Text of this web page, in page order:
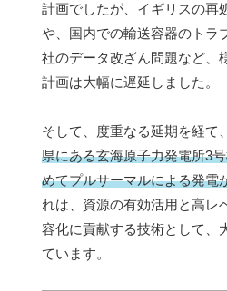
計画でしたが、イギリスの再
や、国内での輸送容器のトラ
社のデータ改ざん問題など、
計画は大幅に遅延しました。
そして、度重なる延期を経て、
県にある玄海原子力発電所3
めてプルサーマルによる発電
れは、資源の有効活用と高レ
容化に貢献する技術として、
ています。